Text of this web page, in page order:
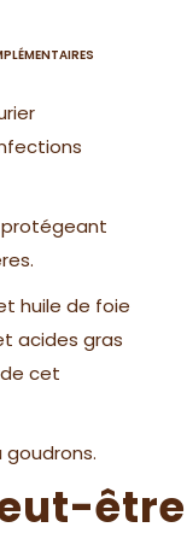
huile de foie
acides gras
cet
être